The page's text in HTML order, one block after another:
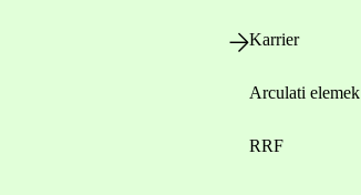
Karrier
Arculati elemek
RRF